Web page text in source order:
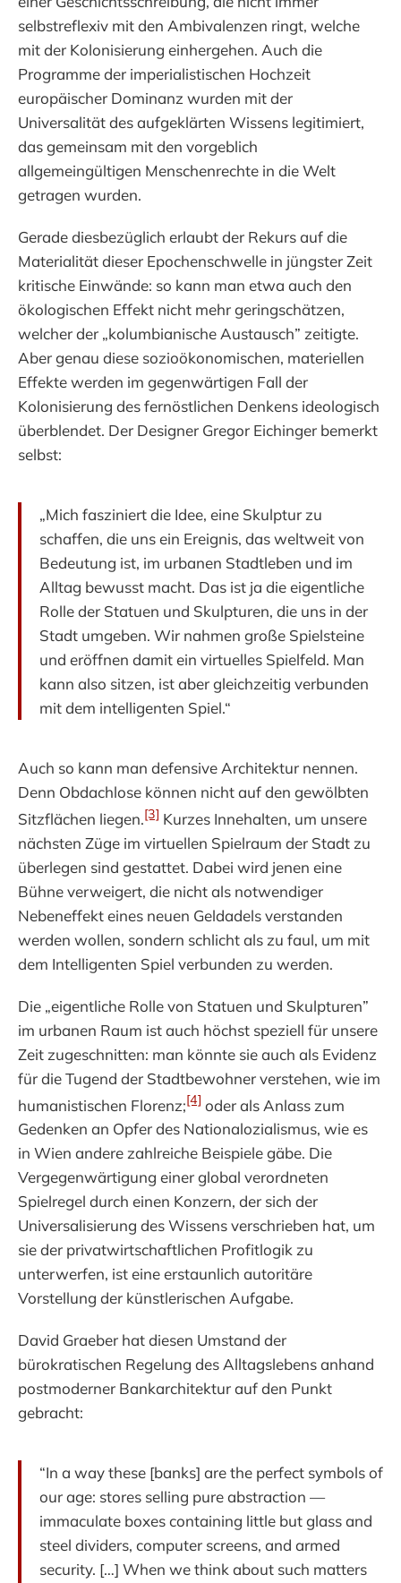
selbstreflexiv mit den Ambivalenzen ringt, welche
mit der Kolonisierung einhergehen. Auch die
Programme der imperialistischen Hochzeit
europäischer Dominanz wurden mit der
Universalität des aufgeklärten Wissens legitimiert,
das gemeinsam mit den vorgeblich
allgemeingültigen Menschenrechte in die Welt
getragen wurden.
Gerade diesbezüglich erlaubt der Rekurs auf die
Materialität dieser Epochenschwelle in jüngster Zeit
kritische Einwände: so kann man etwa auch den
ökologischen Effekt nicht mehr geringschätzen,
welcher der „kolumbianische Austausch” zeitigte.
Aber genau diese sozioökonomischen, materiellen
Effekte werden im gegenwärtigen Fall der
Kolonisierung des fernöstlichen Denkens ideologisch
überblendet. Der Designer Gregor Eichinger bemerkt
selbst:
„Mich fasziniert die Idee, eine Skulptur zu
schaffen, die uns ein Ereignis, das weltweit von
Bedeutung ist, im urbanen Stadtleben und im
Alltag bewusst macht. Das ist ja die eigentliche
Rolle der Statuen und Skulpturen, die uns in der
Stadt umgeben. Wir nahmen große Spielsteine
und eröffnen damit ein virtuelles Spielfeld. Man
kann also sitzen, ist aber gleichzeitig verbunden
mit dem intelligenten Spiel.“
Auch so kann man defensive Architektur nennen.
Denn Obdachlose können nicht auf den gewölbten
Sitzflächen liegen.[3] Kurzes Innehalten, um unsere
nächsten Züge im virtuellen Spielraum der Stadt zu
überlegen sind gestattet. Dabei wird jenen eine
Bühne verweigert, die nicht als notwendiger
Nebeneffekt eines neuen Geldadels verstanden
werden wollen, sondern schlicht als zu faul, um mit
dem Intelligenten Spiel verbunden zu werden.
Die „eigentliche Rolle von Statuen und Skulpturen”
im urbanen Raum ist auch höchst speziell für unsere
Zeit zugeschnitten: man könnte sie auch als Evidenz
für die Tugend der Stadtbewohner verstehen, wie im
humanistischen Florenz;[4] oder als Anlass zum
Gedenken an Opfer des Nationalozialismus, wie es
in Wien andere zahlreiche Beispiele gäbe. Die
Vergegenwärtigung einer global verordneten
Spielregel durch einen Konzern, der sich der
Universalisierung des Wissens verschrieben hat, um
sie der privatwirtschaftlichen Profitlogik zu
unterwerfen, ist eine erstaunlich autoritäre
Vorstellung der künstlerischen Aufgabe.
David Graeber hat diesen Umstand der
bürokratischen Regelung des Alltagslebens anhand
postmoderner Bankarchitektur auf den Punkt
gebracht:
“In a way these [banks] are the perfect symbols of
our age: stores selling pure abstraction —
immaculate boxes containing little but glass and
steel dividers, computer screens, and armed
security. […] When we think about such matters